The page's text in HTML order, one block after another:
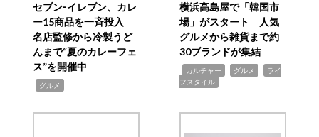
セブン‐イレブン、カレ
ー15商品を一斉投入
名店監修から冷製うど
んまで“夏のカレーフェ
ス”を開催中
グルメ
横浜高島屋で「韓国市
場」がスタート 人気
グルメから雑貨まで約
30ブランドが集結
カルチャー グルメ
ライ
フスタイル